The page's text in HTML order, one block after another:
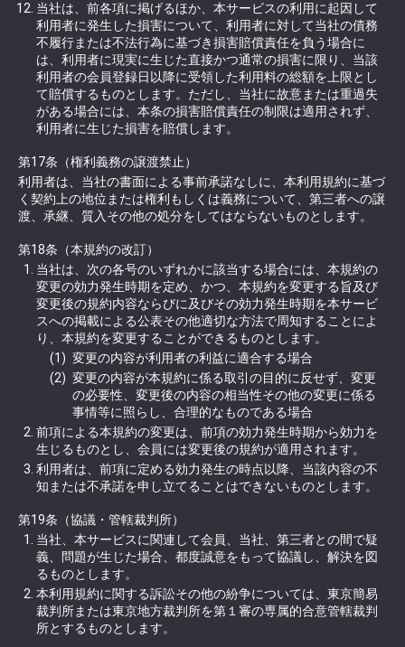
当社は、前各項に掲げるほか、本サービスの利用に起因して
利用者に発生した損害について、利用者に対して当社の債務
不履行または不法行為に基づき損害賠償責任を負う場合に
は、利用者に現実に生じた直接かつ通常の損害に限り、当該
利用者の会員登録日以降に受領した利用料の総額を上限とし
て賠償するものとします。ただし、当社に故意または重過失
がある場合には、本条の損害賠償責任の制限は適用されず、
利用者に生じた損害を賠償します。
第17条（権利義務の譲渡禁止）
利用者は、当社の書面による事前承諾なしに、本利用規約に基づ
く契約上の地位または権利もしくは義務について、第三者への譲
渡、承継、質入その他の処分をしてはならないものとします。
第18条（本規約の改訂）
当社は、次の各号のいずれかに該当する場合には、本規約の
変更の効力発生時期を定め、かつ、本規約を変更する旨及び
変更後の規約内容ならびに及びその効力発生時期を本サービ
スへの掲載による公表その他適切な方法で周知することによ
り、本規約を変更することができるものとします。
変更の内容が利用者の利益に適合する場合
変更の内容が本規約に係る取引の目的に反せず、変更
の必要性、変更後の内容の相当性その他の変更に係る
事情等に照らし、合理的なものである場合
前項による本規約の変更は、前項の効力発生時期から効力を
生じるものとし、会員には変更後の規約が適用されます。
利用者は、前項に定める効力発生の時点以降、当該内容の不
知または不承諾を申し立てることはできないものとします。
第19条（協議・管轄裁判所）
当社、本サービスに関連して会員、当社、第三者との間で疑
義、問題が生じた場合、都度誠意をもって協議し、解決を図
るものとします。
本利用規約に関する訴訟その他の紛争については、東京簡易
裁判所または東京地方裁判所を第１審の専属的合意管轄裁判
所とするものとします。